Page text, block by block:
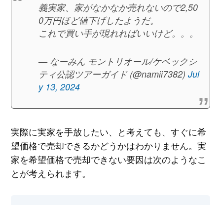
義実家、家がなかなか売れないので2,50
0万円ほど値下げしたようだ。
これで買い手が現れればいいけど。。。
— なーみん モントリオール/ケベックシ
ティ公認ツアーガイド (@namii7382) Jul
y 13, 2024
実際に実家を手放したい、と考えても、すぐに希
望価格で売却できるかどうかはわかりません。実
家を希望価格で売却できない要因は次のようなこ
とが考えられます。